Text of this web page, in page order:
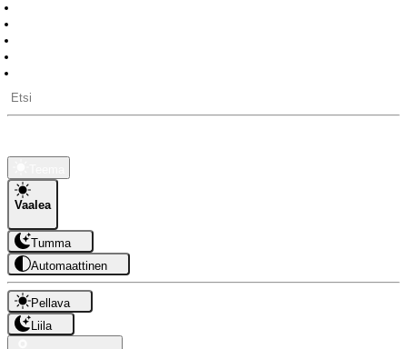
Vaalea
Tumma
Automaattinen
Pellava
Liila